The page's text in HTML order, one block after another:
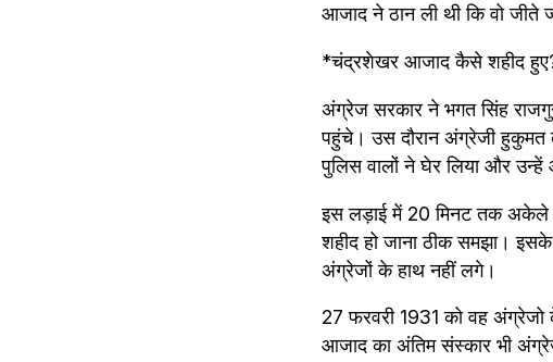
आजाद ने ठान ली थी कि वो जीते
*चंद्रशेखर आजाद कैसे शहीद
अंग्रेज सरकार ने भगत सिंह
पहुंचे। उस दौरान अंग्रेजी हुकुमत
पुलिस वालों ने घेर लिया और
इस लड़ाई में 20 मिनट तक अकेले
शहीद हो जाना ठीक समझा।
अंग्रेजों के हाथ नहीं लगे।
27 फरवरी 1931 को वह
आजाद का अंतिम संस्कार भी